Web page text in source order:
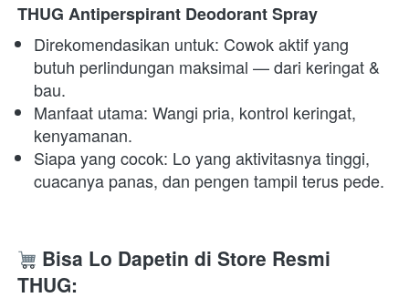
THUG Antiperspirant Deodorant Spray
Direkomendasikan untuk: Cowok aktif yang
butuh perlindungan maksimal — dari keringat &
bau.
Manfaat utama: Wangi pria, kontrol keringat,
kenyamanan.
Siapa yang cocok: Lo yang aktivitasnya tinggi,
cuacanya panas, dan pengen tampil terus pede.
Bisa Lo Dapetin di Store Resmi
THUG: